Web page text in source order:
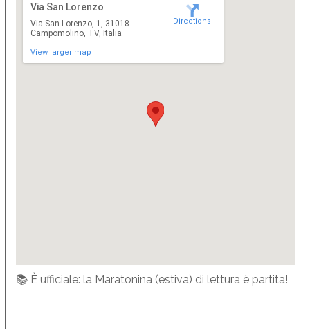
Via San Lorenzo
Via San Lorenzo, 1, 31018
Campomolino, TV, Italia
View larger map
Directions
📚 È ufficiale: la Maratonina (estiva) di lettura è partita!